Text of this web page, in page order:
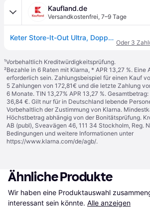
Kaufland.de
Versandkostenfrei, 7–9 Tage
Keter Store-It-Out Ultra, Doppel, Schuppendach, Braun, Holz, 2 Tür(en), 1770 mm
Oder 3
¹Vorbehaltlich Kreditwürdigkeitsprüfung.
²Bezahle in 6 Raten mit Klarna, * APR 13,27 %. Eine
erforderlich sein. Zahlungsbeispiel für einen Kauf
5 Zahlungen von 172,81€ und die letzte Zahlung
6 Monate. TIN 13,27% APR 13,27 %.
36,84 €. Gilt nur für in Deutschland lebende
Vorbehaltlich der Zustimmung von Klarna.
Höchstbetrag abhängig von der Bonitätsprüfung.
AB (publ), Sveavägen 46, 111 34 Stockholm, Reg.
Bedingungen und weitere Informationen unter
https://www.klarna.com/de/agb/.
Ähnliche Produkte
Wir haben eine Produktauswahl
interessant sein könnte. Alle anzeigen